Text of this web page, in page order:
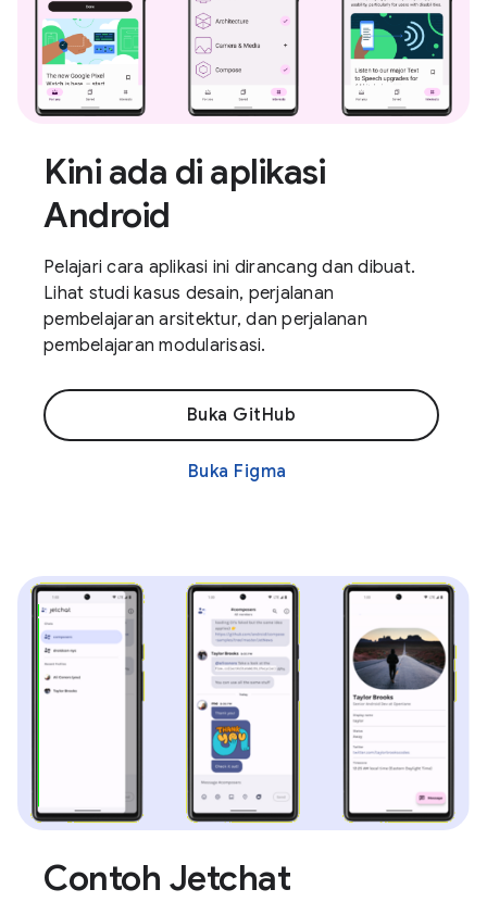
Kini ada di aplikasi
Android
Pelajari cara aplikasi ini dirancang dan dibuat.
Lihat studi kasus desain, perjalanan
pembelajaran arsitektur, dan perjalanan
pembelajaran modularisasi.
Buka GitHub
Buka Figma
Contoh Jetchat